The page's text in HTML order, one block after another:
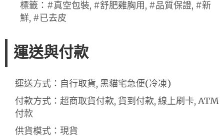
標籤：#真空包裝, #舒肥雞胸用, #品質保證, #新
鮮, #已去皮
運送與付款
運送方式：自行取貨, 黑貓宅急便(冷凍)
付款方式：超商取貨付款, 貨到付款, 線上刷卡, ATM
付款
供貨模式：現貨